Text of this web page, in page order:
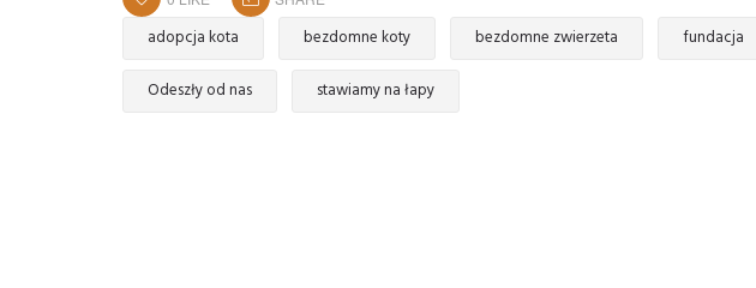
adopcja kota bezdomne koty bezdomne zwierzeta fundacja
Odeszły od nas stawiamy na łapy